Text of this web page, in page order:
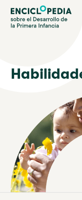
Pasar
contenido
Enciclopedia sobre